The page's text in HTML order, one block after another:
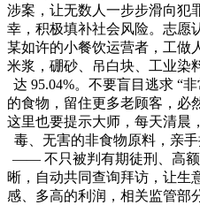
涉案，让无数人一步步滑向犯
幸，积极填补社会风险。志愿
某如许的小餐饮运营者，工做
米浆，硼砂、吊白块、工业染
达 95.04%。不要盲目逃求 “
的食物，留住更多老顾客，必
这里也要提示大师，每天清晨
毒、无害的非食物原料，亲
—— 不只被判有期徒刑、高
晰，自动共同查询拜访，让生
感、多高的利润，相关监管部